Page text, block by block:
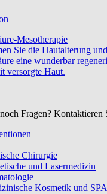
Mesotherapie
Sie die Hautalterung
eine wunderbar
versorgte Haut.
Fragen? Kontaktieren
Chirurgie
und Lasermedizin
Kosmetik und SPA